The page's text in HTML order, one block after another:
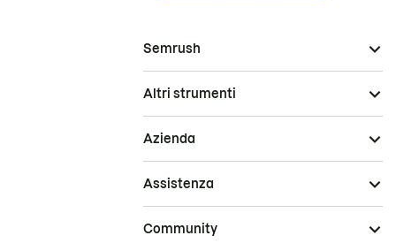
Semrush
Altri strumenti
Azienda
Assistenza
Community